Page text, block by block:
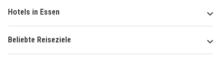
Hotels in Essen
Beliebte Reiseziele